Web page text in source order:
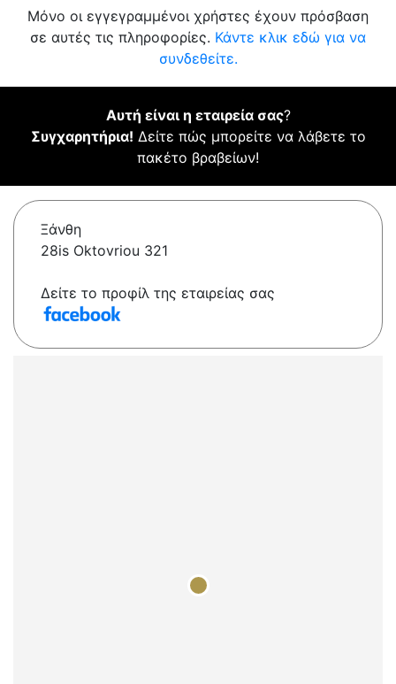
Μόνο οι εγγεγραμμένοι χρήστες έχουν πρόσβαση
σε αυτές τις πληροφορίες. Κάντε κλικ εδώ για να
συνδεθείτε.
Αυτή είναι η εταιρεία σας?
Συγχαρητήρια! Δείτε πώς μπορείτε να λάβετε το
πακέτο βραβείων!
Ξάνθη
28is Oktovriou 321
Δείτε το προφίλ της εταιρείας σας